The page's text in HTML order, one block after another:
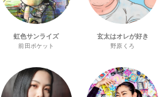
虹色サンライズ
前田ポケット
玄太はオレが好き
野原くろ